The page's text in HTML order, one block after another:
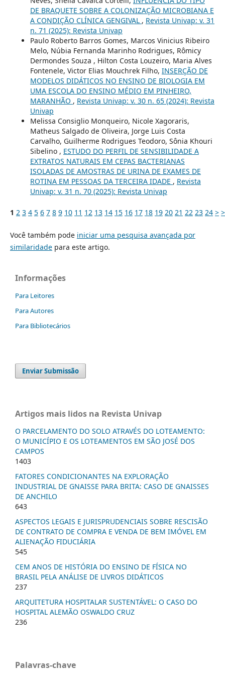
DE BRAQUETE SOBRE A COLONIZAÇÃO MICROBIANA E
A CONDIÇÃO CLÍNICA GENGIVAL , Revista Univap: v. 31
n. 71 (2025): Revista Univap
Paulo Roberto Barros Gomes, Marcos Vinicius Ribeiro
Melo, Núbia Fernanda Marinho Rodrigues, Rômicy
Dermondes Souza , Hilton Costa Louzeiro, Maria Alves
Fontenele, Victor Elias Mouchrek Filho, INSERÇÃO DE
MODELOS DIDÁTICOS NO ENSINO DE BIOLOGIA EM
UMA ESCOLA DO ENSINO MÉDIO EM PINHEIRO,
MARANHÃO , Revista Univap: v. 30 n. 65 (2024): Revista
Univap
Melissa Consiglio Monqueiro, Nicole Xagoraris,
Matheus Salgado de Oliveira, Jorge Luis Costa
Carvalho, Guilherme Rodrigues Teodoro, Sônia Khouri
Sibelino , ESTUDO DO PERFIL DE SENSIBILIDADE A
EXTRATOS NATURAIS EM CEPAS BACTERIANAS
ISOLADAS DE AMOSTRAS DE URINA DE EXAMES DE
ROTINA EM PESSOAS DA TERCEIRA IDADE , Revista
Univap: v. 31 n. 70 (2025): Revista Univap
1 2 3 4 5 6 7 8 9 10 11 12 13 14 15 16 17 18 19 20 21 22 23 24 >
Você também pode iniciar uma pesquisa avançada por
similaridadepara este artigo.
Informações
Para Leitores
Para Autores
Para Bibliotecários
Enviar Submissão
Artigos mais lidos na Revista Univap
O PARCELAMENTO DO SOLO ATRAVÉS DO LOTEAMENTO:
O MUNICÍPIO E OS LOTEAMENTOS EM SÃO JOSÉ DOS
CAMPOS
1403
FATORES CONDICIONANTES NA EXPLORAÇÃO
INDUSTRIAL DE GNAISSE PARA BRITA: CASO DE GNAISSES
DE ANCHILO
643
ASPECTOS LEGAIS E JURISPRUDENCIAIS SOBRE RESCISÃO
DE CONTRATO DE COMPRA E VENDA DE BEM IMÓVEL EM
ALIENAÇÃO FIDUCIÁRIA
545
CEM ANOS DE HISTÓRIA DO ENSINO DE FÍSICA NO
BRASIL PELA ANÁLISE DE LIVROS DIDÁTICOS
237
ARQUITETURA HOSPITALAR SUSTENTÁVEL: O CASO DO
HOSPITAL ALEMÃO OSWALDO CRUZ
236
Palavras-chave